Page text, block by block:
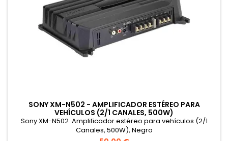
SONY XM-N502 - AMPLIFICADOR ESTÉREO PARA
VEHÍCULOS (2/1 CANALES, 500W)
Sony XM-N502 Amplificador estéreo para vehículos (2/1
Canales, 500W), Negro